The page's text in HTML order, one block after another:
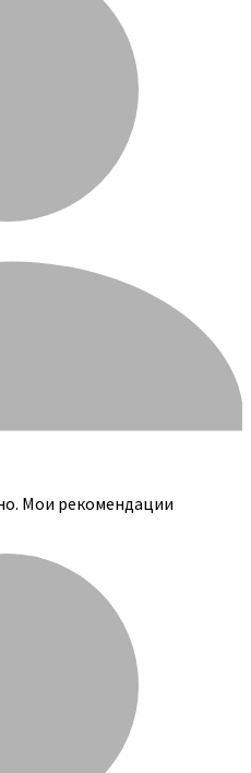
Мои рекомендации